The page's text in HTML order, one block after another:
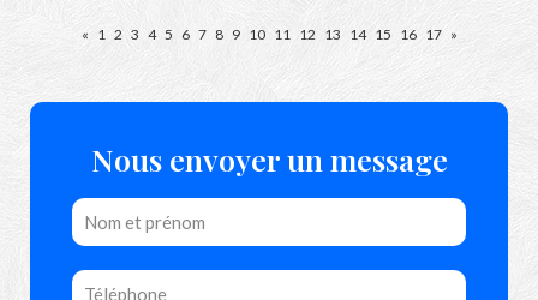
« 1 2 3 4 5 6 7 8 9 10 11 12 13 14 15 16 17 »
Nous envoyer un message